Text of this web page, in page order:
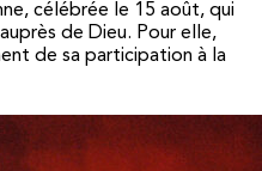
célébrée le 15 août, qui
de Dieu. Pour elle,
de sa participation à la